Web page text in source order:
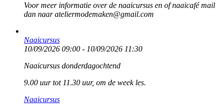
Voor meer informatie over de naaicursus en of naaicafé mail
dan naar ateliermodemaken@gmail.com
Naaicursus
10/09/2026 09:00 - 10/09/2026 11:30
Naaicursus donderdagochtend
9.00 uur tot 11.30 uur, om de week les.
Naaicursus